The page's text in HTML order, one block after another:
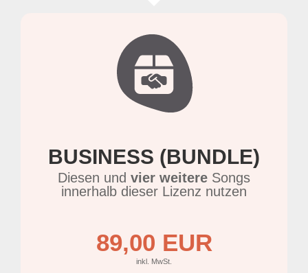
BUSINESS (BUNDLE)
Diesen und vier weitere Songs
innerhalb dieser Lizenz nutzen
89,00 EUR
inkl. MwSt.